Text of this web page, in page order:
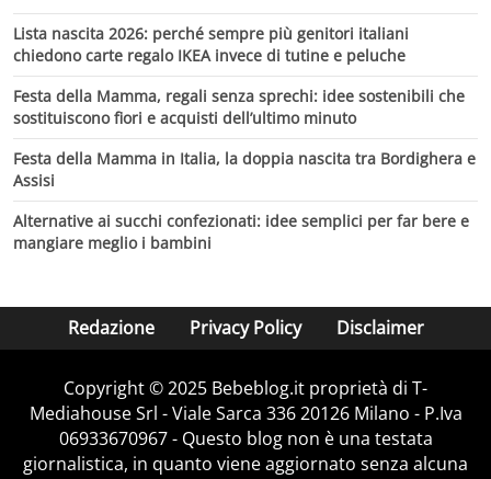
Lista nascita 2026: perché sempre più genitori italiani
chiedono carte regalo IKEA invece di tutine e peluche
Festa della Mamma, regali senza sprechi: idee sostenibili che
sostituiscono fiori e acquisti dell’ultimo minuto
Festa della Mamma in Italia, la doppia nascita tra Bordighera e
Assisi
Alternative ai succhi confezionati: idee semplici per far bere e
mangiare meglio i bambini
Redazione Privacy Policy Disclaimer
Copyright © 2025 Bebeblog.it proprietà di T-
Mediahouse Srl - Viale Sarca 336 20126 Milano - P.Iva
06933670967 - Questo blog non è una testata
giornalistica, in quanto viene aggiornato senza alcuna